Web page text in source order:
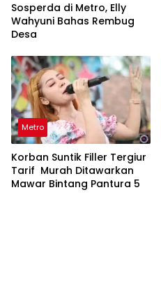
Sosperda di Metro, Elly
Wahyuni Bahas Rembug
Desa
Metro
Korban Suntik Filler Tergiur
Tarif Murah Ditawarkan
Mawar Bintang Pantura 5